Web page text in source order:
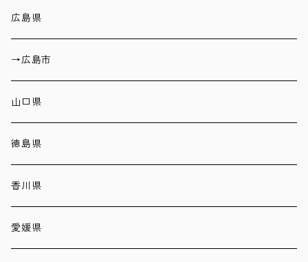
広島県
→広島市
山口県
徳島県
香川県
愛媛県